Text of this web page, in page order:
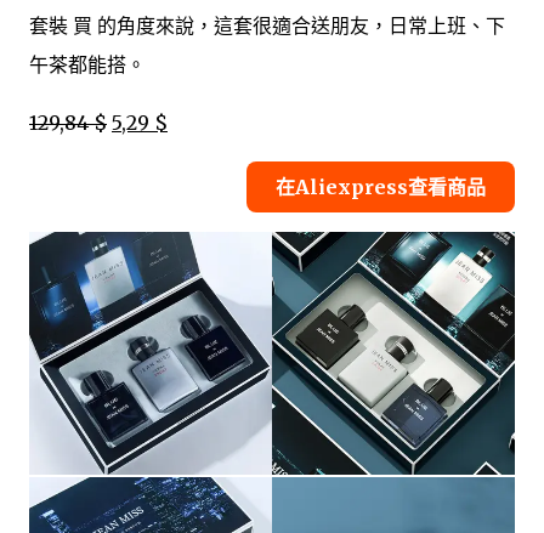
套裝 買 的角度來說，這套很適合送朋友，日常上班、下
午茶都能搭。
129,84 $ 5,29 $
在Aliexpress查看商品